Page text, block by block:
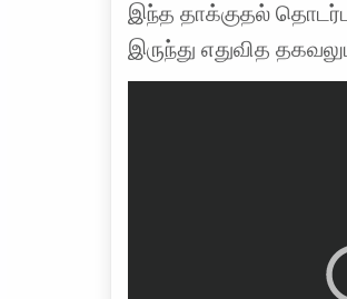
இந்த தாக்குதல்
இருந்து எதுவித